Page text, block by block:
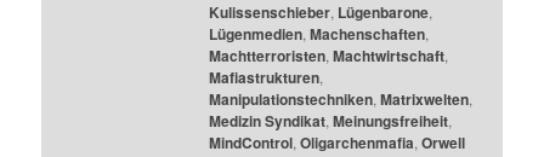
Kulissenschieber, Lügenbarone,
Lügenmedien, Machenschaften,
Machtterroristen, Machtwirtschaft,
Mafiastrukturen,
Manipulationstechniken, Matrixwelten,
Medizin Syndikat, Meinungsfreiheit,
MindControl, Oligarchenmafia, Orwell